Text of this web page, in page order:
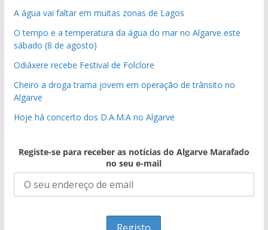
A água vai faltar em muitas zonas de Lagos
O tempo e a temperatura da água do mar no Algarve este
sábado (8 de agosto)
Odiáxere recebe Festival de Folclore
Cheiro a droga trama jovem em operação de trânsito no
Algarve
Hoje há concerto dos D.A.M.A no Algarve
Registe-se para receber as notícias do Algarve Marafado
no seu e-mail